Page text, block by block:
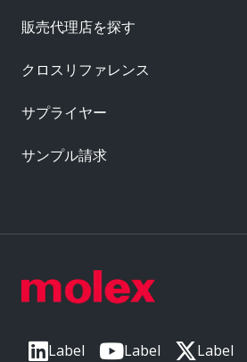
Label Label Label
販売代理店を探す
クロスリファレンス
サプライヤー
サンプル請求